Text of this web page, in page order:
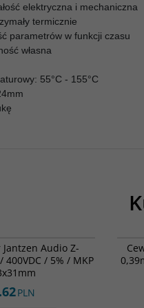
elektryczna i mechaniczna
termicznie
parametrów w funkcji czasu
własna
55°C - 155°C
Audio Z-
400VDC / 5% / MKP
PLN